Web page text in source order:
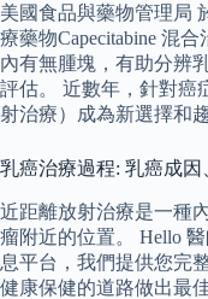
美國食品與藥物管理局
療藥物Capecitabine 混
內有無腫塊，有助分辨
評估。 近數年，針對癌
射治療）成為新選擇和趨
乳癌治療過程: 乳癌成
近距離放射治療是一種
瘤附近的位置。 Hello
息平台，我們提供您完
健康保健的道路做出最